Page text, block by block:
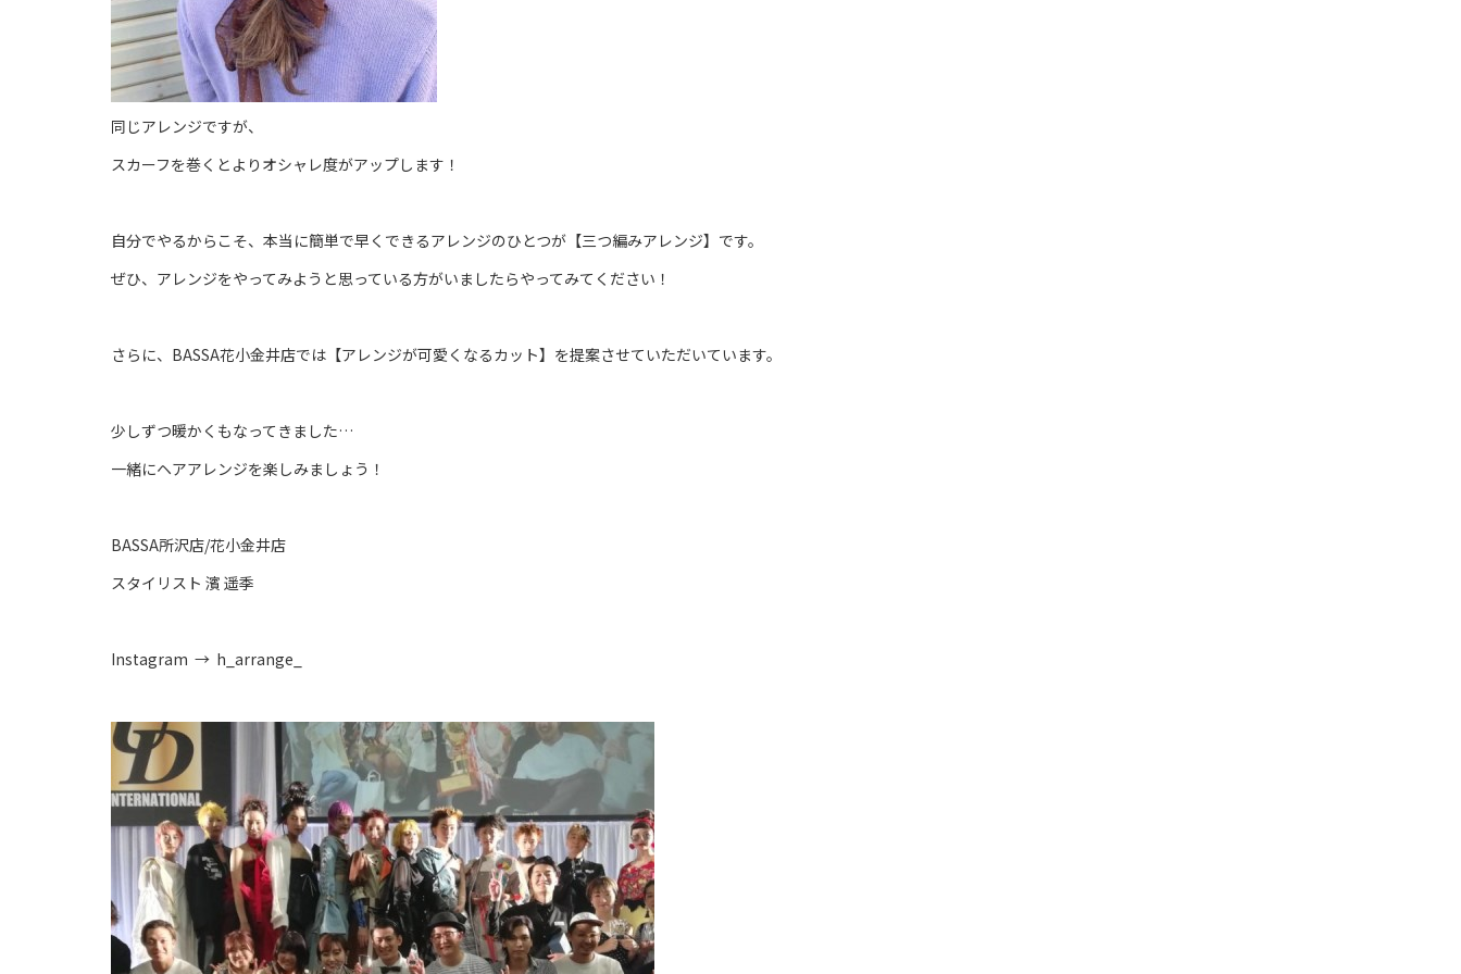
同じアレンジですが、
スカーフを巻くとよりオシャレ度がアップします！
自分でやるからこそ、本当に簡単で早くできるアレンジのひとつが【三つ編みアレンジ】です。
ぜひ、アレンジをやってみようと思っている方がいましたらやってみてください！
さらに、BASSA花小金井店では【アレンジが可愛くなるカット】を提案させていただいています。
少しずつ暖かくもなってきました…
一緒にヘアアレンジを楽しみましょう！
BASSA所沢店/花小金井店
スタイリスト 濱 遥季
Instagram → h_arrange_